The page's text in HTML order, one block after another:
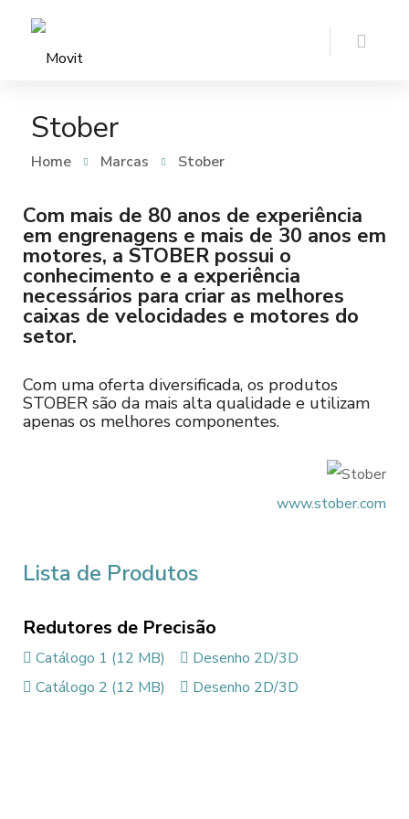
Stober
Home Marcas Stober
Com mais de 80 anos de experiência
em engrenagens e mais de 30 anos em
motores, a STOBER possui o
conhecimento e a experiência
necessários para criar as melhores
caixas de velocidades e motores do
setor.
Com uma oferta diversificada, os produtos
STOBER são da mais alta qualidade e utilizam
apenas os melhores componentes.
www.stober.com
Lista de Produtos
Redutores de Precisão
Catálogo 1 (12 MB)
Desenho 2D/3D
Catálogo 2 (12 MB)
Desenho 2D/3D